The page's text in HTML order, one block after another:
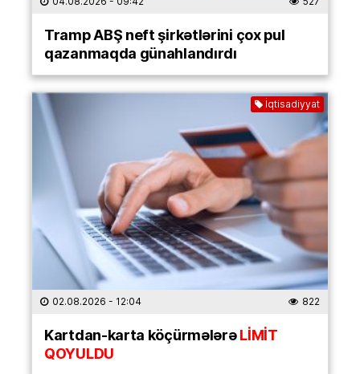
Tramp ABŞ neft şirkətlərini çox pul
qazanmaqda günahlandırdı
İqtisadiyyat
02.08.2026 - 12:04 822
Kartdan-karta köçürmələrəLİMİT
QOYULDU